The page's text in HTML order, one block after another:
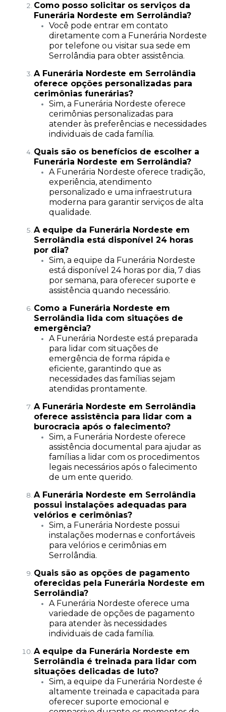
Como posso solicitar os serviços da
Funerária Nordeste em Serrolândia?
Você pode entrar em contato
diretamente com a Funerária Nordeste
por telefone ou visitar sua sede em
Serrolândia para obter assistência.
A Funerária Nordeste em Serrolândia
oferece opções personalizadas para
cerimônias funerárias?
Sim, a Funerária Nordeste oferece
cerimônias personalizadas para
atender às preferências e necessidades
individuais de cada família.
Quais são os benefícios de escolher a
Funerária Nordeste em Serrolândia?
A Funerária Nordeste oferece tradição,
experiência, atendimento
personalizado e uma infraestrutura
moderna para garantir serviços de alta
qualidade.
A equipe da Funerária Nordeste em
Serrolândia está disponível 24 horas
por dia?
Sim, a equipe da Funerária Nordeste
está disponível 24 horas por dia, 7 dias
por semana, para oferecer suporte e
assistência quando necessário.
Como a Funerária Nordeste em
Serrolândia lida com situações de
emergência?
A Funerária Nordeste está preparada
para lidar com situações de
emergência de forma rápida e
eficiente, garantindo que as
necessidades das famílias sejam
atendidas prontamente.
A Funerária Nordeste em Serrolândia
oferece assistência para lidar com a
burocracia após o falecimento?
Sim, a Funerária Nordeste oferece
assistência documental para ajudar as
famílias a lidar com os procedimentos
legais necessários após o falecimento
de um ente querido.
A Funerária Nordeste em Serrolândia
possui instalações adequadas para
velórios e cerimônias?
Sim, a Funerária Nordeste possui
instalações modernas e confortáveis
para velórios e cerimônias em
Serrolândia.
Quais são as opções de pagamento
oferecidas pela Funerária Nordeste em
Serrolândia?
A Funerária Nordeste oferece uma
variedade de opções de pagamento
para atender às necessidades
individuais de cada família.
A equipe da Funerária Nordeste em
Serrolândia é treinada para lidar com
situações delicadas de luto?
Sim, a equipe da Funerária Nordeste é
altamente treinada e capacitada para
oferecer suporte emocional e